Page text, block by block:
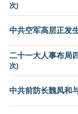
次)
中共空军高层正发
二十一大人事布局
次)
中共前防长魏凤和